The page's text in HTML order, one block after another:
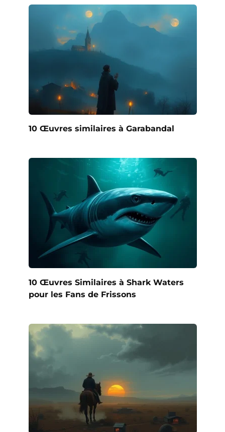
10 Œuvres similaires à Garabandal
10 Œuvres Similaires à Shark Waters
pour les Fans de Frissons